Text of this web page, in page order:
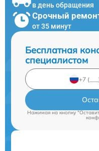
в день обращения
Срочный
от 35 минут
Бесплатная
специалистом
Нажимая на кнопку